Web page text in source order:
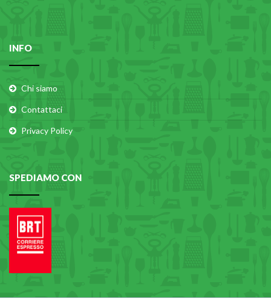
INFO
Chi siamo
Contattaci
Privacy Policy
SPEDIAMO CON